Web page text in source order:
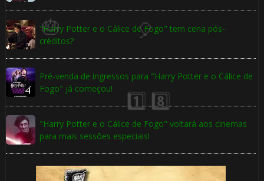
"Harry Potter e o Cálice de Fogo" tem cena pós-
créditos?
Pré-venda de ingressos para "Harry Potter e o Cálice de
Fogo" já começou!
"Harry Potter e o Cálice de Fogo" voltará aos cinemas
para mais sessões especiais!
⚡
🎈 ⚡
🎂
🎈